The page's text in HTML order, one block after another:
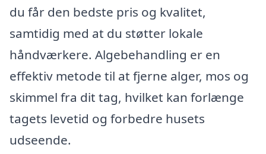
du får den bedste pris og kvalitet,
samtidig med at du støtter lokale
håndværkere. Algebehandling er en
effektiv metode til at fjerne alger, mos og
skimmel fra dit tag, hvilket kan forlænge
tagets levetid og forbedre husets
udseende.